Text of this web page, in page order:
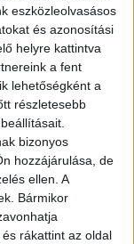
eszközleolvasásos
és azonosítási
helyre kattintva
a fent
lehetőségként a
részletesebb
bizonyos
hozzájárulása, de
ellen. A
Bármikor
rákattint az oldal
nem szóltak
máshová
volna.
ami az
további 5helyről
ami 1alkalom
35